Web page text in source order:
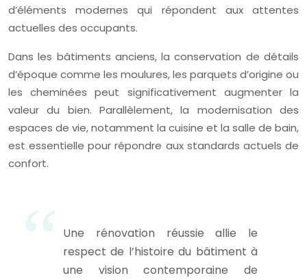
d’éléments modernes qui répondent aux attentes
actuelles des occupants.
Dans les bâtiments anciens, la conservation de détails
d’époque comme les moulures, les parquets d’origine ou
les cheminées peut significativement augmenter la
valeur du bien. Parallèlement, la modernisation des
espaces de vie, notamment la cuisine et la salle de bain,
est essentielle pour répondre aux standards actuels de
confort.
Une rénovation réussie allie le
respect de l’histoire du bâtiment à
une vision contemporaine de